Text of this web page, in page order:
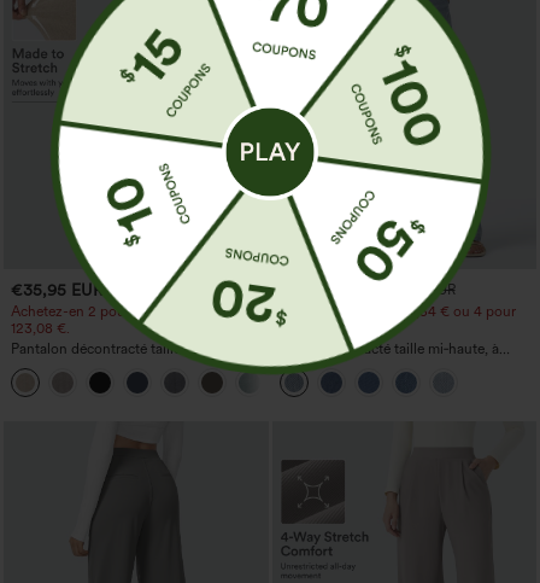
€35,95 EUR
Achetez-en 2 pour 61,54 € ou 4 pour
123,08 €.
Pantalon décontracté taille haute à
jambe droite, effet lin, avec poches
+5
€44,95 EUR
€49,95 EUR
Achetez-en 2 pour 61,54 € ou 4 pour
123,08 €.
Jean décontracté taille mi‑haute, à
cordon de serrage, avec poches